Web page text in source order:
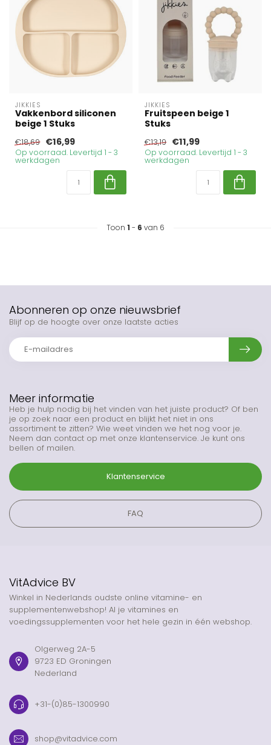
JIKKIES
Vakkenbord siliconen
beige 1 Stuks
€18,69 €16,99
Op voorraad. Levertijd 1 - 3
werkdagen
JIKKIES
Fruitspeen beige 1
Stuks
€13,19 €11,99
Op voorraad. Levertijd 1 - 3
werkdagen
Toon 1 - 6 van 6
Meer informatie
Heb je hulp nodig bij het vinden van het juiste product? Of ben
je op zoek naar een product en blijkt het niet in ons
assortiment te zitten? Wie weet vinden we het nog voor je.
Neem dan contact op met onze klantenservice. Je kunt ons
bellen of mailen.
Klantenservice
FAQ
Abonneren op onze nieuwsbrief
Blijf op de hoogte over onze laatste acties
VitAdvice BV
Winkel in Nederlands oudste online vitamine- en
supplementenwebshop! Al je vitamines en
voedingssupplementen voor het hele gezin in één webshop.
Olgerweg 2A-5
9723 ED Groningen
Nederland
+31-(0)85-1300990
shop@vitadvice.com